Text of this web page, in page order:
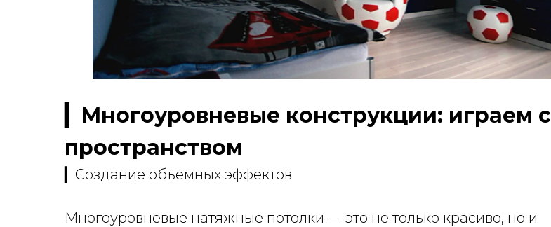
▎Многоуровневые конструкции: играем с
пространством
▎Создание объемных эффектов
Многоуровневые натяжные потолки — это не только красиво, но и